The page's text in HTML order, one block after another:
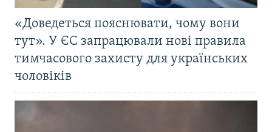
«Доведеться пояснювати, чому вони
тут». У ЄС запрацювали нові правила
тимчасового захисту для українських
чоловіків